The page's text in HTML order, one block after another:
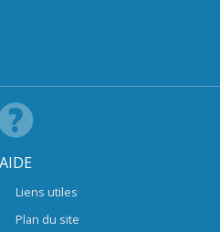
AIDE
Liens utiles
Plan du site